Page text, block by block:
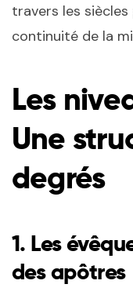
travers les
continuité de la
Les
Une
degrés
1. Les
des apôtres